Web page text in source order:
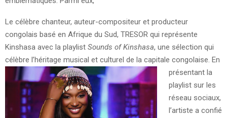
Le célèbre chanteur, auteur-compositeur et producteur
congolais basé en Afrique du Sud, TRESOR qui représente
Kinshasa avec la playlist Sounds of Kinshasa, une sélection qui
célèbre l’héritage musical et culturel de la capitale congolaise. En
présentant la
playlist sur les
réseau sociaux,
l’artiste a confié